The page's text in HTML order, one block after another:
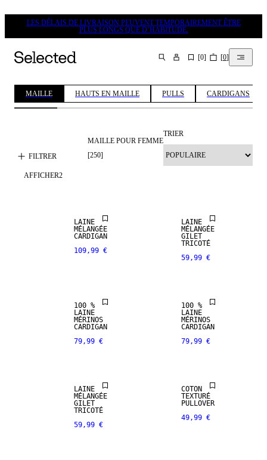
LES DÉLAIS DE LIVRAISON PEUVENT TEMPORAIREMENT ÊTRE
PLUS LONGS QUE D’HABITUDE.
CHERCHER [0] [0]
MAILLE HAUTS EN MAILLE PULLS CARDIGANS
FILTRER
MAILLE POUR FEMME
[250]
TRIER
AFFICHER2
LAINE
MÉLANGÉE
CARDIGAN
109,99 €
LAINE
MÉLANGÉE
GILET
TRICOTÉ
59,99 €
NOUVEAUTÉS
100 %
LAINE
MÉRINOS
CARDIGAN
79,99 €
NOUVEAUTÉS
PREMIUM
100 %
LAINE
MÉRINOS
CARDIGAN
79,99 €
LAINE
MÉLANGÉE
GILET
TRICOTÉ
59,99 €
COTON
TEXTURÉ
PULLOVER
49,99 €